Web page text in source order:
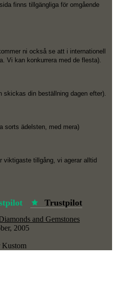
finns tillgängliga för omgående
ni också se att i internationell
Vi kan konkurrera med de flesta).
skickas din beställning dagen efter).
sorts ädelsten, med mera)
viktigaste tillgång, vi agerar alltid
Trustpilot
and Gemstones
2005